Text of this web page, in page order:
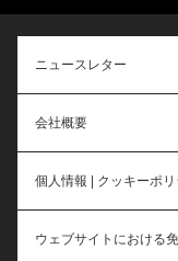
ニュースレター
会社概要
個人情報 | クッキーポリ
ウェブサイトにおける